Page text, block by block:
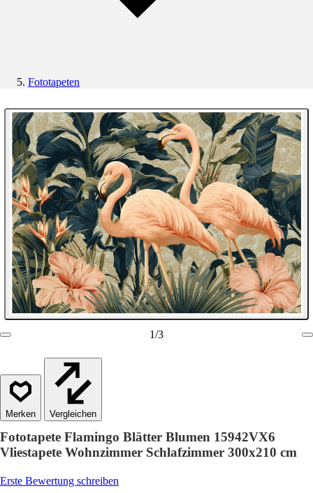
Fototapeten
1/3
Vergleichen
Fototapete Flamingo Blätter Blumen 15942VX6
Vliestapete Wohnzimmer Schlafzimmer 300x210 cm
Erste Bewertung schreiben